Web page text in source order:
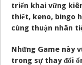
triển khai vững
thiết, keno, bingo
cùng thuận nhân
Những Game này
trong sự thay đổi